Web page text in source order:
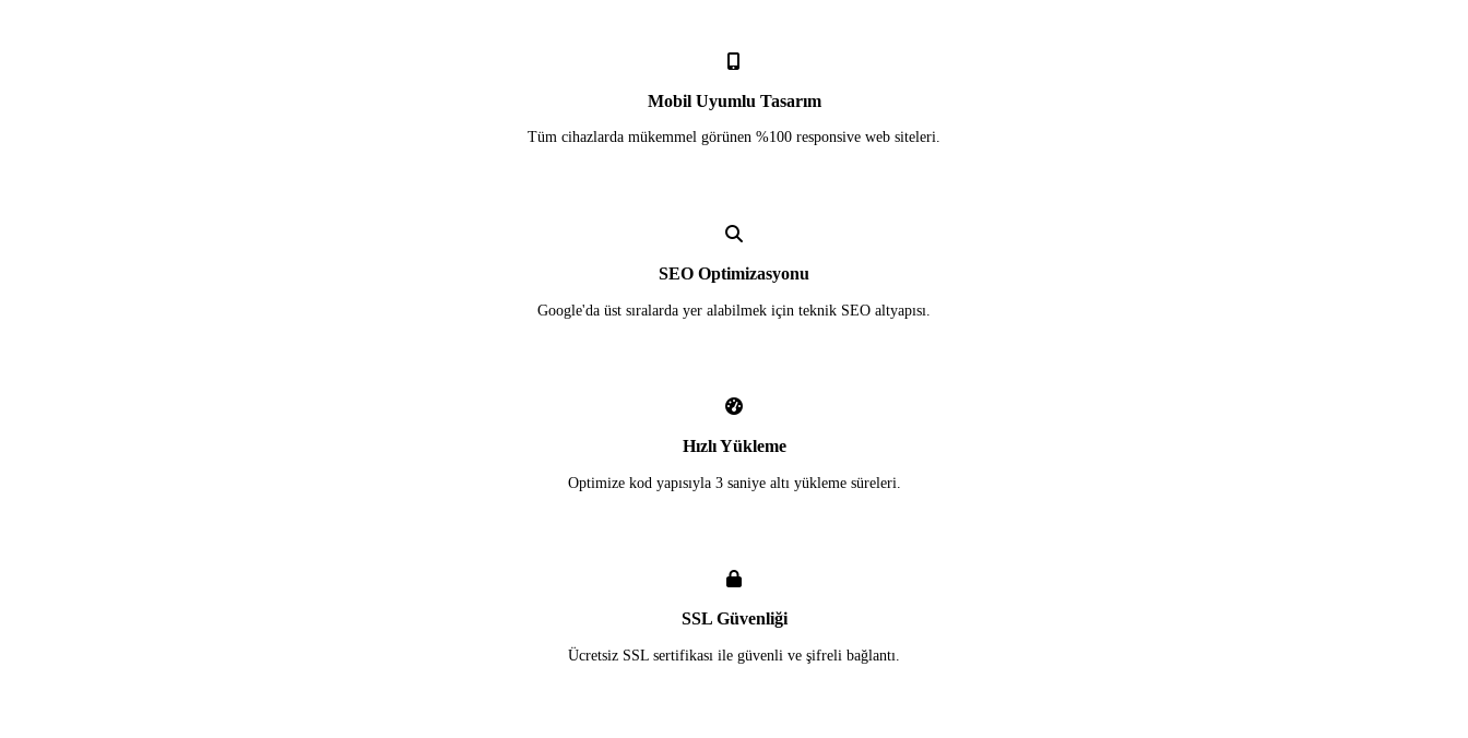
Mobil Uyumlu Tasarım
Tüm cihazlarda mükemmel görünen %100 responsive web siteleri.
SEO Optimizasyonu
Google'da üst sıralarda yer alabilmek için teknik SEO altyapısı.
Hızlı Yükleme
Optimize kod yapısıyla 3 saniye altı yükleme süreleri.
SSL Güvenliği
Ücretsiz SSL sertifikası ile güvenli ve şifreli bağlantı.